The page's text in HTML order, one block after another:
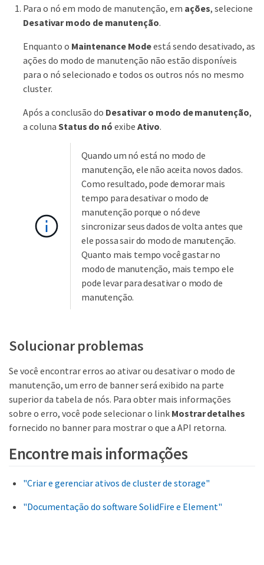
Para o nó em modo de manutenção, em ações, selecione
Desativar modo de manutenção.
Enquanto o Maintenance Modeestá sendo desativado, as
ações do modo de manutenção não estão disponíveis
para o nó selecionado e todos os outros nós no mesmo
cluster.
Após a conclusão do Desativar o modo de manutenção,
a coluna Status do nó exibeAtivo.
Quando um nó está no modo de
manutenção, ele não aceita novos dados.
Como resultado, pode demorar mais
tempo para desativar o modo de
manutenção porque o nó deve
sincronizar seus dados de volta antes que
ele possa sair do modo de manutenção.
Quanto mais tempo você gastar no
modo de manutenção, mais tempo ele
pode levar para desativar o modo de
manutenção.
Solucionar problemas
Se você encontrar erros ao ativar ou desativar o modo de
manutenção, um erro de banner será exibido na parte
superior da tabela de nós. Para obter mais informações
sobre o erro, você pode selecionar o link Mostrar detalhes
fornecido no banner para mostrar o que a API retorna.
Encontre mais informações
"Criar e gerenciar ativos de cluster de storage"
"Documentação do software SolidFire e Element"